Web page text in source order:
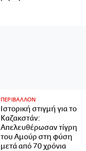
ΠΕΡΙΒΑΛΛΟΝ
Ιστορική στιγμή για το
Καζακστάν:
Απελευθέρωσαν τίγρη
του Αμούρ στη φύση
μετά από 70 χρόνια